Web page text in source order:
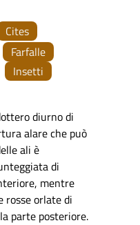
Cites
Farfalle
Insetti
diurno di
alare che può
ali è
di
mentre
rosse orlate di
parte posteriore.